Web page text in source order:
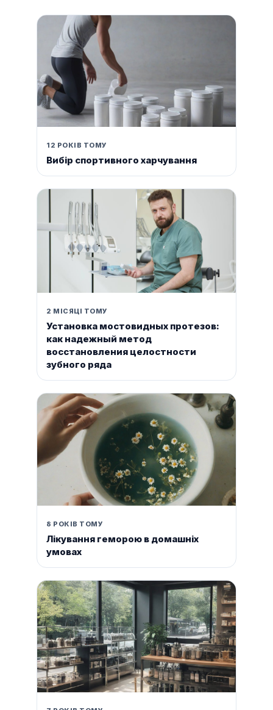
12 РОКІВ ТОМУ
Вибір спортивного харчування
2 МІСЯЦІ ТОМУ
Установка мостовидных протезов:
как надежный метод
восстановления целостности
зубного ряда
8 РОКІВ ТОМУ
Лікування геморою в домашніх
умовах